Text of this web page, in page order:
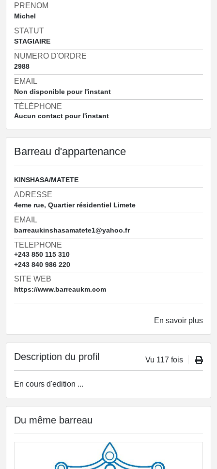
PRENOM
Michel
STATUT
STAGIAIRE
NUMERO D'ORDRE
2988
EMAIL
Non disponible pour l'instant
TÉLÉPHONE
Aucun contact pour l'instant
Barreau d'appartenance
KINSHASA/MATETE
ADRESSE
4eme rue, Quartier résidentiel Limete
EMAIL
barreaukinshasamatete1@yahoo.fr
TELEPHONE
+243 850 115 310
+243 840 986 220
SITE WEB
https://www.barreaukm.com
En savoir plus
Description du profil Vu 117 fois
En cours d'edition ...
Du même barreau